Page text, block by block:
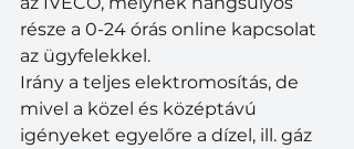
része a 0-24 órás online kapcsolat
az ügyfelekkel.
Irány a teljes elektromosítás, de
mivel a közel és középtávú
igényeket egyelőre a dízel, ill. gáz